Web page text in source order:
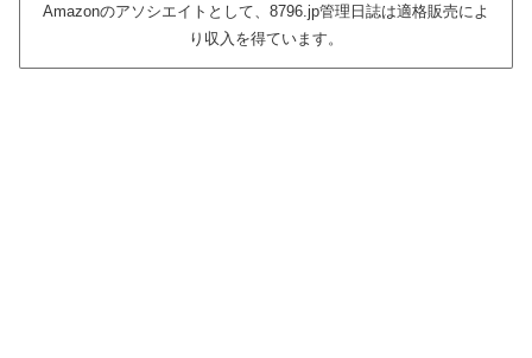
Amazonのアソシエイトとして、8796.jp管理日誌は適格販売によ
り収入を得ています。